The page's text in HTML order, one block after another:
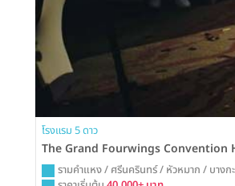
โรงแรม 5 ดาว
The Grand Fourwings Convention
รามคำแหง / ศรีนครินทร์ / หัวหมาก / บางก